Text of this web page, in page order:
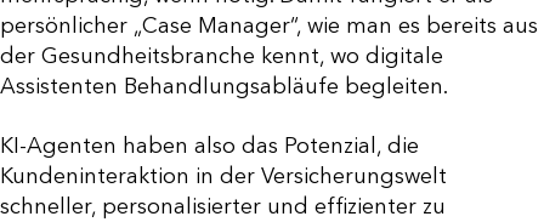
persönlicher „Case Manager“, wie man es bereits aus
der Gesundheitsbranche kennt, wo digitale
Assistenten Behandlungsabläufe begleiten.
KI-Agenten haben also das Potenzial, die
Kundeninteraktion in der Versicherungswelt
schneller, personalisierter und effizienter zu